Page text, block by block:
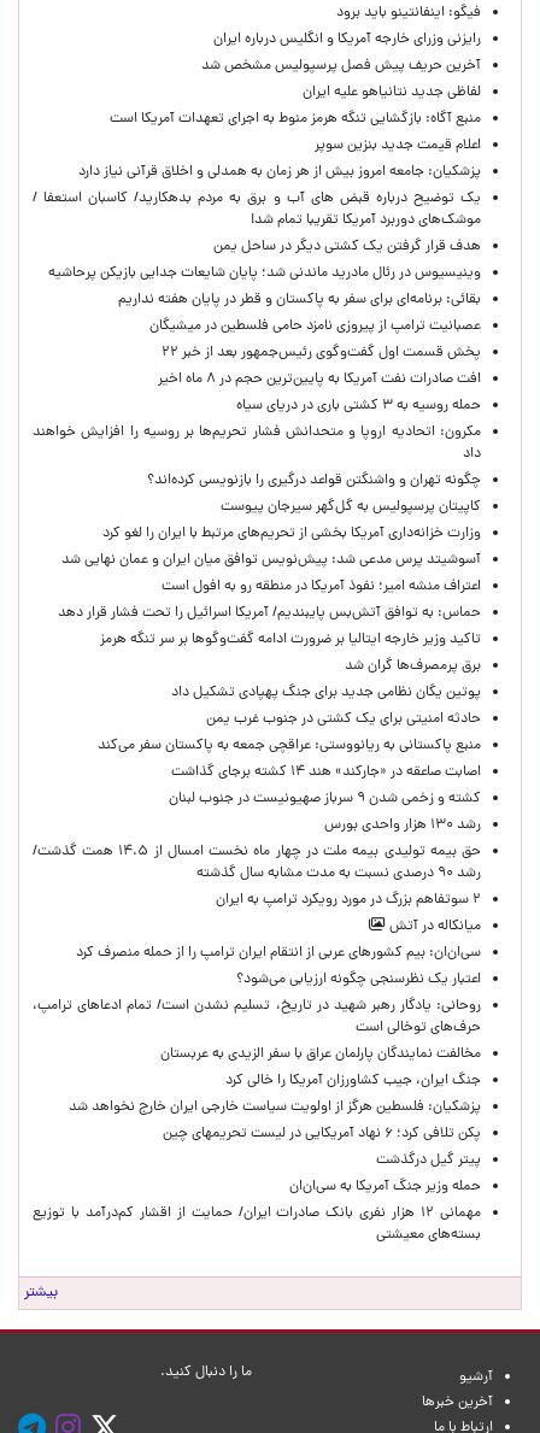
فیگو: اینفانتینو باید برود
رایزنی وزرای خارجه آمریکا و انگلیس درباره ایران
آخرین حریف پیش فصل پرسپولیس مشخص شد
لفاظی جدید نتانیاهو علیه ایران
منبع آگاه: بازگشایی تنگه هرمز منوط به اجرای تعهدات آمریکا است
اعلام قیمت جدید بنزین سوپر
پزشکیان: جامعه امروز بیش از هر زمان به همدلی و اخلاق قرآنی نیاز دارد
یک توضیح درباره قبض های آب و برق به مردم بدهکارید/ کاسبان استعفا /
موشک‌های دوربرد آمریکا تقریبا تمام شد!
هدف قرار گرفتن یک کشتی دیگر در ساحل یمن
وینیسیوس در رئال مادرید ماندنی شد؛ پایان شایعات جدایی بازیکن پرحاشیه
بقائی: برنامه‌ای برای سفر به پاکستان و قطر در پایان هفته نداریم
عصبانیت ترامپ از پیروزی نامزد حامی فلسطین در میشیگان
پخش قسمت اول گفت‌وگوی رئیس‌جمهور بعد از خبر ۲۲
افت صادرات نفت آمریکا به پایین‌ترین حجم در ۸ ماه اخیر
حمله روسیه به ۳ کشتی باری در دریای سیاه
مکرون: اتحادیه اروپا و متحدانش فشار تحریم‌ها بر روسیه را افزایش خواهند
داد
چگونه تهران و واشنگتن قواعد درگیری را بازنویسی کرده‌اند؟
کاپیتان پرسپولیس به گل‌گهر سیرجان پیوست
وزارت خزانه‌داری آمریکا بخشی از تحریم‌های مرتبط با ایران را لغو کرد
آسوشیتد پرس مدعی شد: پیش‌نویس توافق میان ایران و عمان نهایی شد
اعتراف منشه امیر؛ نفوذ آمریکا در منطقه رو به افول است
حماس: به توافق آتش‌بس پایبندیم/ آمریکا اسرائیل را تحت فشار قرار دهد
تاکید وزیر خارجه ایتالیا بر ضرورت ادامه گفت‌وگوها بر سر تنگه هرمز
برق پرمصرف‌ها گران شد
پوتین یگان نظامی جدید برای جنگ پهپادی تشکیل داد
حادثه امنیتی برای یک کشتی در جنوب غرب یمن
منبع پاکستانی به ریانووستی: عراقچی جمعه به پاکستان سفر می‌کند
اصابت صاعقه در «جارکند» هند ۱۴ کشته برجای گذاشت
کشته و زخمی شدن ۹ سرباز صهیونیست در جنوب لبنان
رشد ۱۳۰ هزار واحدی بورس
حق بیمه تولیدی بیمه ملت در چهار ماه نخست امسال از ۱۴.۵ همت گذشت/
رشد ۹۰ درصدی نسبت به مدت مشابه سال گذشته
۲ سوتفاهم بزرگ در مورد رویکرد ترامپ به ایران
میانکاله در آتش
سی‌ان‌ان: بیم کشورهای عربی از انتقام ایران ترامپ را از حمله منصرف کرد
اعتبار یک نظرسنجی چگونه ارزیابی می‌شود؟
روحانی: یادگار رهبر شهید در تاریخ، تسلیم نشدن است/ تمام ادعاهای ترامپ،
حرف‌های توخالی است
مخالفت نمایندگان پارلمان عراق با سفر الزیدی به عربستان
جنگ ایران، جیب کشاورزان آمریکا را خالی کرد
پزشکیان: فلسطین هرگز از اولویت سیاست خارجی ایران خارج نخواهد شد
پکن تلافی کرد؛ ۶ نهاد آمریکایی در لیست تحریمهای چین
پیتر گیل درگذشت
حمله وزیر جنگ آمریکا به سی‌ان‌ان
مهمانی ۱۲ هزار نفری بانک صادرات ایران/ حمایت از اقشار کم‌درآمد با توزیع
بسته‌های معیشتی
بیشتر
آرشیو
آخرین خبرها
ارتباط با ما
ما را دنبال کنید.